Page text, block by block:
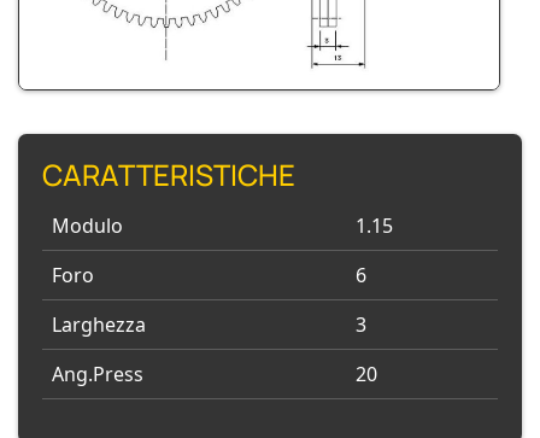
CARATTERISTICHE
Modulo
1.15
Foro
6
Larghezza
3
Ang.Press
20